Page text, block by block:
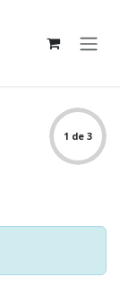
1 de 3